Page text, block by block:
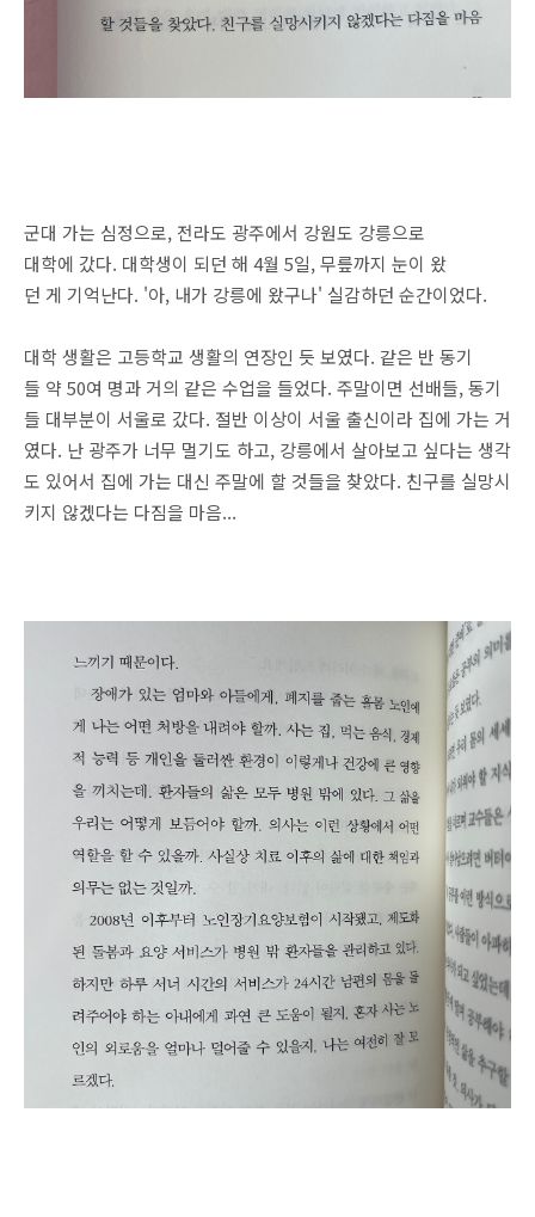
군대 가는 심정으로, 전라도 광주에서 강원도 강릉으로
대학에 갔다. 대학생이 되던 해 4월 5일, 무릎까지 눈이 왔
던 게 기억난다. '아, 내가 강릉에 왔구나' 실감하던 순간이었다.
대학 생활은 고등학교 생활의 연장인 듯 보였다. 같은 반 동기
들 약 50여 명과 거의 같은 수업을 들었다. 주말이면 선배들, 동기
들 대부분이 서울로 갔다. 절반 이상이 서울 출신이라 집에 가는 거
였다. 난 광주가 너무 멀기도 하고, 강릉에서 살아보고 싶다는 생각
도 있어서 집에 가는 대신 주말에 할 것들을 찾았다. 친구를 실망시
키지 않겠다는 다짐을 마음...